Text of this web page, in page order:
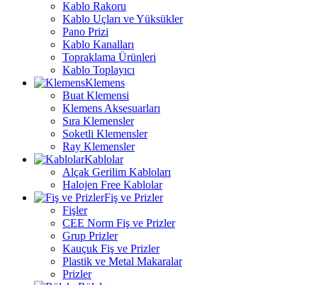
Kablo Rakoru
Kablo Uçları ve Yüksükler
Pano Prizi
Kablo Kanalları
Topraklama Ürünleri
Kablo Toplayıcı
Klemens
Buat Klemensi
Klemens Aksesuarları
Sıra Klemensler
Soketli Klemensler
Ray Klemensler
Kablolar
Alçak Gerilim Kabloları
Halojen Free Kablolar
Fiş ve Prizler
Fişler
CEE Norm Fiş ve Prizler
Grup Prizler
Kauçuk Fiş ve Prizler
Plastik ve Metal Makaralar
Prizler